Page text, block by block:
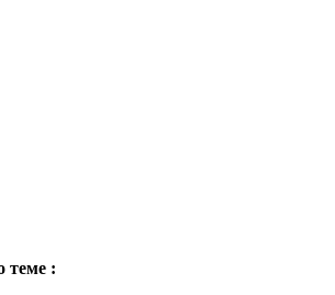
теме :